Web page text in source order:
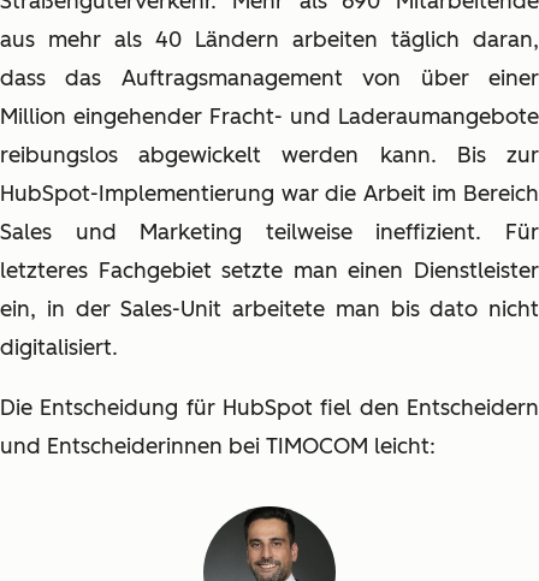
aus mehr als 40 Ländern arbeiten täglich daran,
dass das Auftragsmanagement von über einer
Million eingehender Fracht- und Laderaumangebote
reibungslos abgewickelt werden kann. Bis zur
HubSpot-Implementierung war die Arbeit im Bereich
Sales und Marketing teilweise ineffizient. Für
letzteres Fachgebiet setzte man einen Dienstleister
ein, in der Sales-Unit arbeitete man bis dato nicht
digitalisiert.
Die Entscheidung für HubSpot fiel den Entscheidern
und Entscheiderinnen bei TIMOCOM leicht: